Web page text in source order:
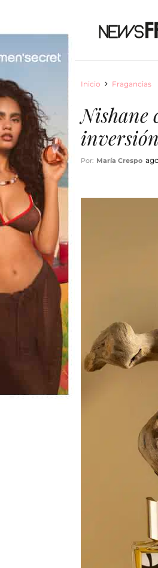
Inicio Fragancias
Nishane
inversión
Por: María Crespo